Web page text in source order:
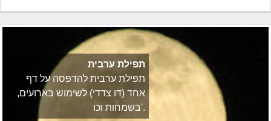
תפילת ערבית
תפילת ערבית להדפסה על דף
אחד (דו צדדי) לשימוש בארועים,
בשמחות וכו'.